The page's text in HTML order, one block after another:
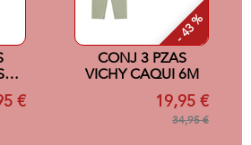
€
- 43 %
CONJ 3 PZAS
VICHY CAQUI 6M
19,95 €
34,95 €